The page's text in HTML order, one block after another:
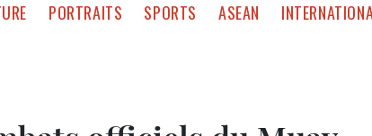
PORTRAITS SPORTS ASEAN